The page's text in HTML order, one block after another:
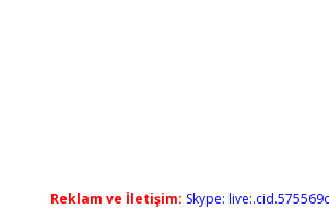
Reklam ve İletişim: Skype: